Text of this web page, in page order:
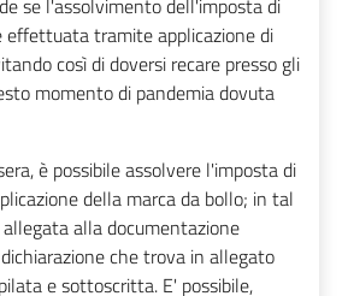
se l'assolvimento dell'imposta di
effettuata tramite applicazione di
così di doversi recare presso gli
momento di pandemia dovuta
è possibile assolvere l'imposta di
della marca da bollo; in tal
alla documentazione
che trova in allegato
e sottoscritta. E' possibile,